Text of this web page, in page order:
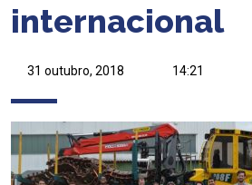
internacional
31 outubro, 2018 14:21